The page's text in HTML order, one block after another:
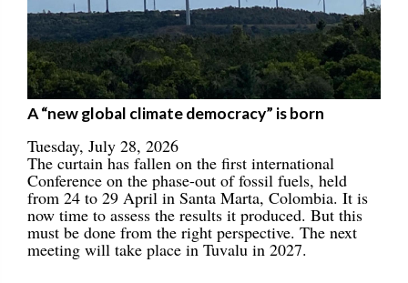
A “new global climate democracy” is born
Tuesday, July 28, 2026
The curtain has fallen on the first international
Conference on the phase-out of fossil fuels, held
from 24 to 29 April in Santa Marta, Colombia. It is
now time to assess the results it produced. But this
must be done from the right perspective. The next
meeting will take place in Tuvalu in 2027.